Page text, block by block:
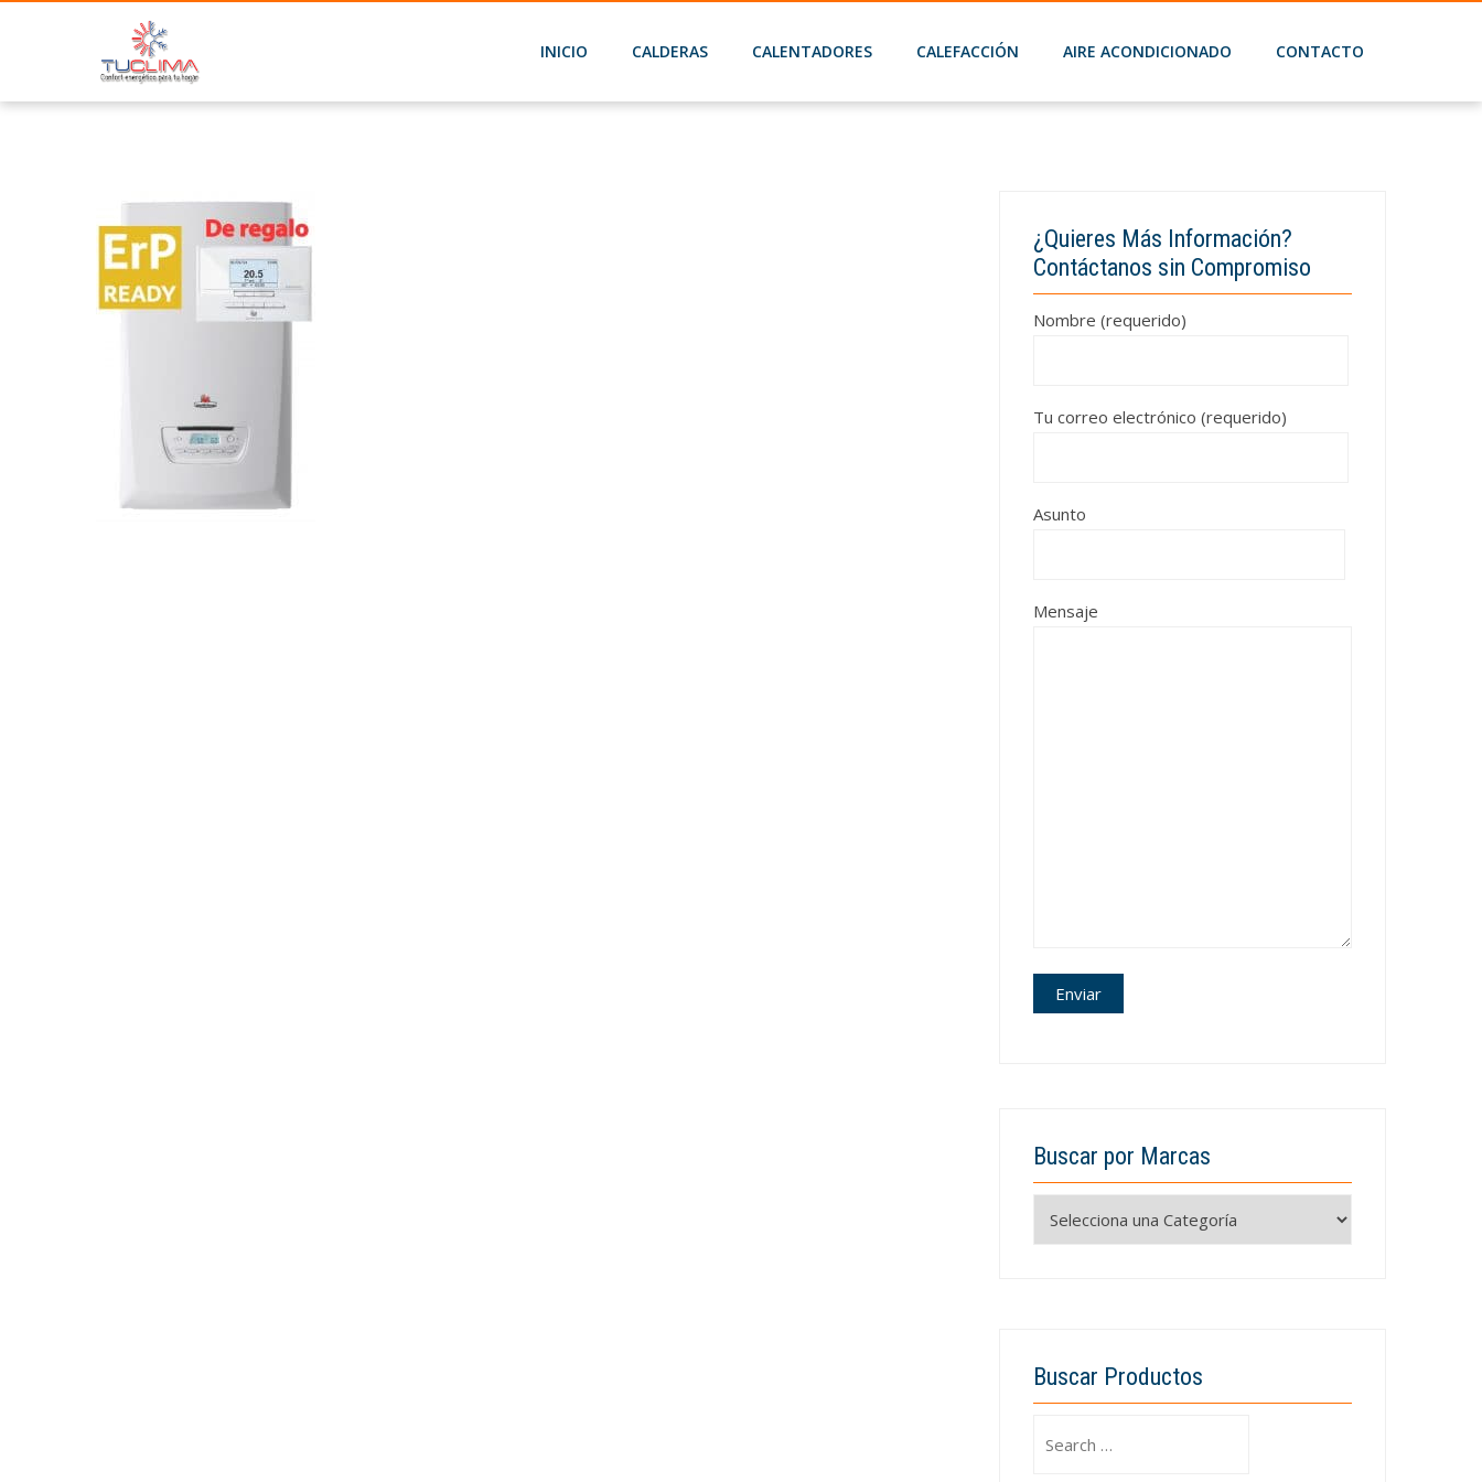
INICIO CALDERAS CALENTADORES CALEFACCIÓN AIRE ACONDICIONADO CONTACTO
¿Quieres Más Información?
Contáctanos sin Compromiso
Nombre (requerido)
Tu correo electrónico (requerido)
Asunto
Mensaje
Buscar por Marcas
Buscar Productos
for: